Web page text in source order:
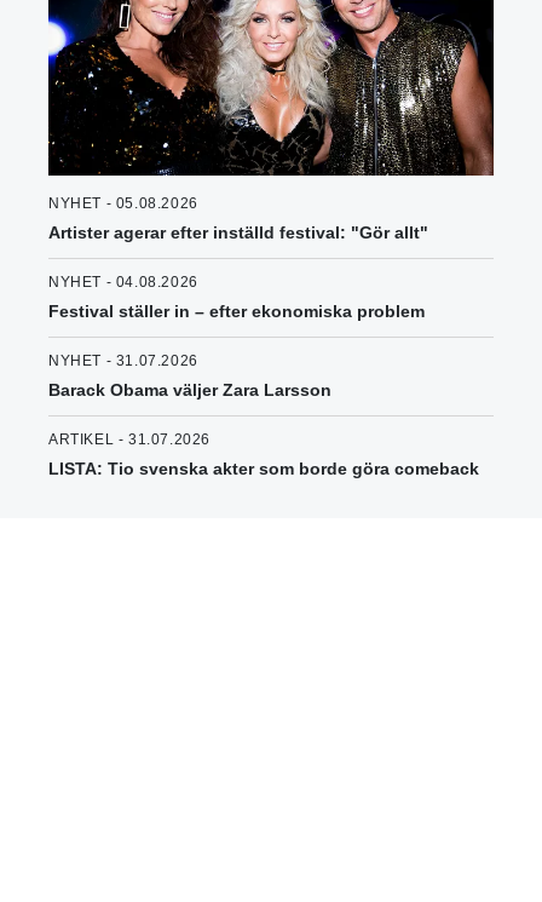
NYHET - 05.08.2026
Artister agerar efter inställd festival: "Gör allt"
NYHET - 04.08.2026
Festival ställer in – efter ekonomiska problem
NYHET - 31.07.2026
Barack Obama väljer Zara Larsson
ARTIKEL - 31.07.2026
LISTA: Tio svenska akter som borde göra comeback